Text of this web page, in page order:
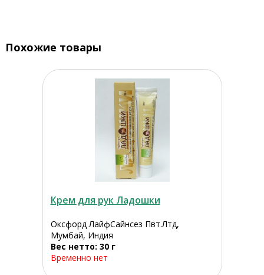
Похожие товары
Крем для рук Ладошки
Оксфорд ЛайфСайнсез Пвт.Лтд,
Мумбай, Индия
Вес нетто: 30 г
Временно нет